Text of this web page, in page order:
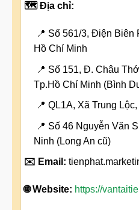
🗺️ Địa chỉ:
📍 Số 561/3, Điện
Hồ Chí Minh
📍 Số 151, Đ. Châu
Tp.Hồ Chí Minh (Bình
📍 QL1A, Xã Trung
📍 Số 46 Nguyễn Văn
Ninh (Long An cũ)
✉️ Email:
🌐 Website: https://